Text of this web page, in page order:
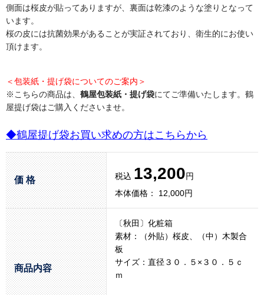
側面は桜皮が貼ってありますが、裏面は乾漆のような塗りとなって
います。
桜の皮には抗菌効果があることが実証されており、衛生的にお使い
頂けます。
＜包装紙・提げ袋についてのご案内＞
※こちらの商品は、 鶴屋包装紙・提げ袋にてご準備いたします。鶴
屋提げ袋はご購入くださいませ。
◆鶴屋提げ袋お買い求めの方はこちらから
価 格 税込 13,200円
本体価格： 12,000円
商品内容
〔秋田〕化粧箱
素材：（外貼）桜皮、（中）木製合
板
サイズ：直径３０．５×３０．５ｃ
ｍ